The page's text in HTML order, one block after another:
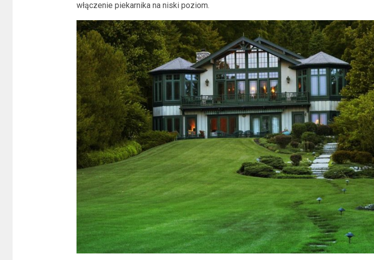
włączenie piekarnika na niski poziom.
BLOG
Trwała i stylowa posadzka w sercu
domu: Nowe spojrzenie na
kuchenne płytki podłogowe
BLOG
Czysta woda to zdrowe ryby:
Kompleksowe zarządzanie i
stabilizacja środowiska stawu
hodowlanego